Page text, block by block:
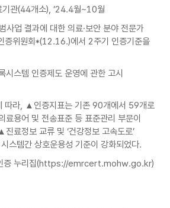
관(44개소), ’24.4월~10월
사업 결과에 대한 의료·보안 분야 전문가
증위원회*(12.16.)에서 2주기 인증기준을
시스템 인증제도 운영에 관한 고시
따라, ▲인증지표는 기존 90개에서 59개로
용어 및 전송표준 등 표준관리 부문이
료정보 교류 및 ‘건강정보 고속도로’
스템간 상호운용성 기준이 강화되었다.
증 누리집(https://emrcert.mohw.go.kr)